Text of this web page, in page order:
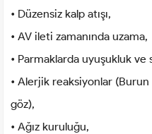
• Düzensiz kalp atışı,
• AV ileti zamanında uzama,
• Parmaklarda uyuşukluk
• Alerjik reaksiyonlar (Burun
göz),
• Ağız kuruluğu,